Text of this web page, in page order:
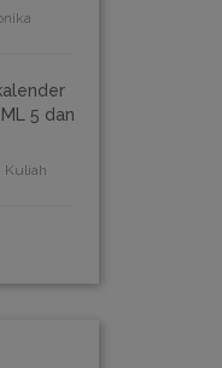
5 dan
Kuliah